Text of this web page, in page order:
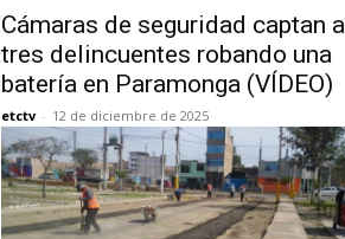
Cámaras de seguridad captan a
tres delincuentes robando una
batería en Paramonga (VÍDEO)
etctv - 12 de diciembre de 2025